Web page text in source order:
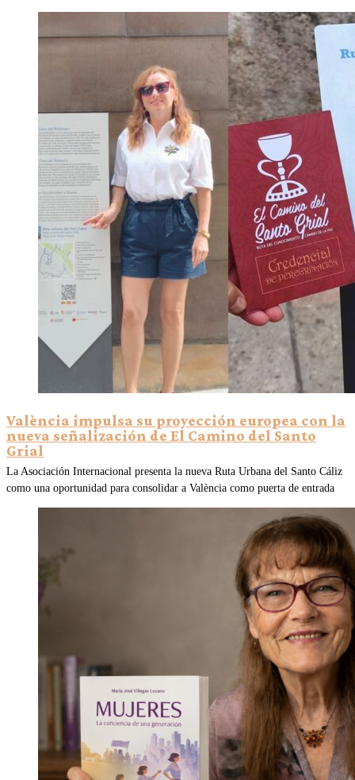
València impulsa su proyección europea con la
nueva señalización de El Camino del Santo
Grial
La Asociación Internacional presenta la nueva Ruta Urbana del Santo Cáliz
como una oportunidad para consolidar a València como puerta de entrada